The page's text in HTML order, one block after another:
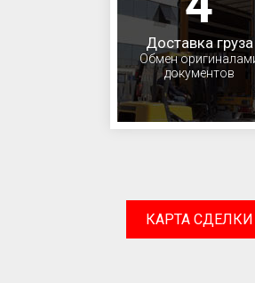
Доставка груза
Обмен
документов
КАРТА СДЕЛКИ